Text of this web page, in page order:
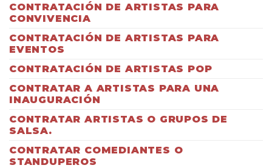
CONTRATACIÓN DE ARTISTAS PARA
CONVIVENCIA
CONTRATACIÓN DE ARTISTAS PARA
EVENTOS
CONTRATACIÓN DE ARTISTAS POP
CONTRATAR A ARTISTAS PARA UNA
INAUGURACIÓN
CONTRATAR ARTISTAS O GRUPOS DE
SALSA.
CONTRATAR COMEDIANTES O
STANDUPEROS